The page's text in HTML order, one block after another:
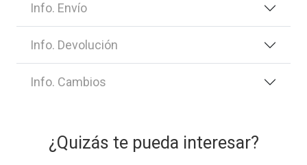
Info. Envío
Info. Devolución
Info. Cambios
¿Quizás te pueda interesar?